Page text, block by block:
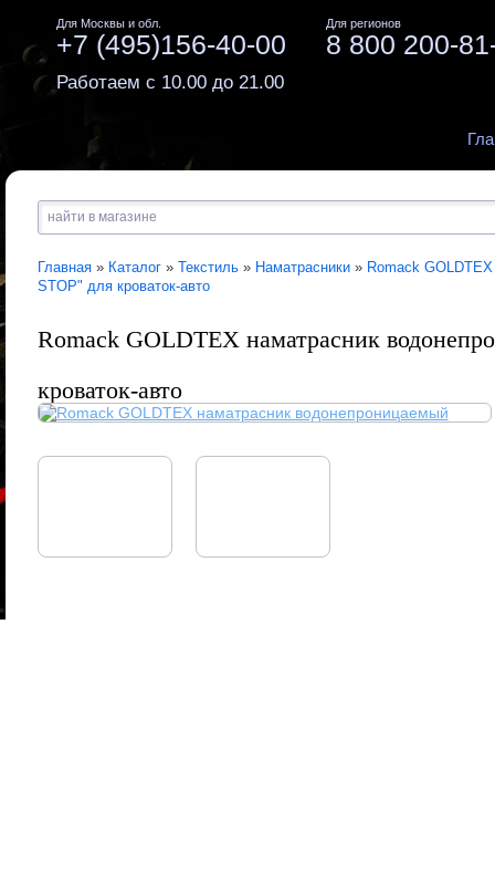
Для Москвы и обл.
+7 (495)156-40-00
Для регионов
8 800 200-
Работаем с 10.00 до 21.00
Главная» Каталог» Текстиль» Наматрасники» Romack
STOP" для кроваток-авто
Romack GOLDTEX наматрасник
кроваток-авто